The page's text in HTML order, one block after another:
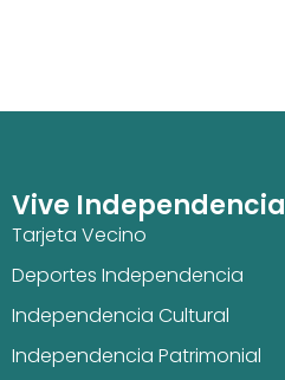
Vive Independencia
Tarjeta Vecino
Deportes Independencia
Independencia Cultural
Independencia Patrimonial